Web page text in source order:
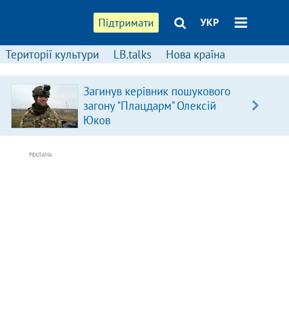
Підтримати УКР
Території культури LB.talks Нова країна
Загинув керівник пошукового
загону "Плацдарм" Олексій
Юков
РЕКЛАМА